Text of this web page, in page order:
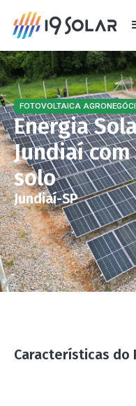
FOTOVOLTAICA
Energia
Jundiaí
solo
Jundiaí-SP
Características do